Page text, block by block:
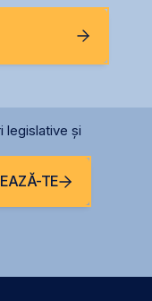
legislative și
TE